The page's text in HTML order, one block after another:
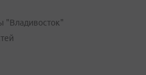
"Владивосток"